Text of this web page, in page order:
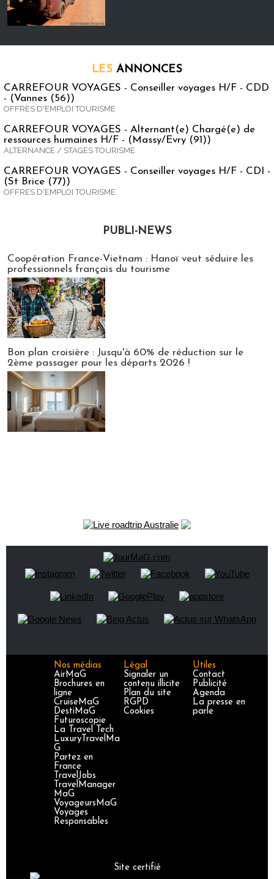
LES ANNONCES
CARREFOUR VOYAGES - Conseiller voyages H/F - CDD
- (Vannes (56))
OFFRES D'EMPLOI TOURISME
CARREFOUR VOYAGES - Alternant(e) Chargé(e) de
ressources humaines H/F - (Massy/Evry (91))
ALTERNANCE / STAGES TOURISME
CARREFOUR VOYAGES - Conseiller voyages H/F - CDI -
(St Brice (77))
OFFRES D'EMPLOI TOURISME
PUBLI-NEWS
Coopération France-Vietnam : Hanoï veut séduire les
professionnels français du tourisme
Bon plan croisière : Jusqu'à 60% de réduction sur le
2ème passager pour les départs 2026 !
Nos médias
AirMaG
Brochures en
ligne
CruiseMaG
DestiMaG
Futuroscopie
La Travel Tech
LuxuryTravelMa
G
Partez en
France
TravelJobs
TravelManager
MaG
VoyageursMaG
Voyages
Responsables
Légal
Signaler un
contenu illicite
Plan du site
RGPD
Cookies
Utiles
Contact
Publicité
Agenda
La presse en
parle
Site certifié